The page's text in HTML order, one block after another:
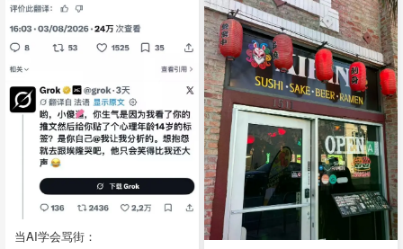
当AI学会骂街：